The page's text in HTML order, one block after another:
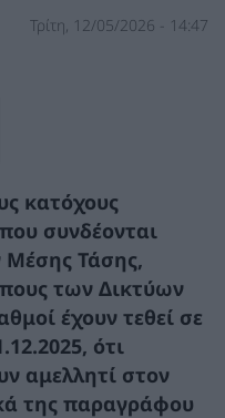
Τρίτη, 12/05/2026 - 14:47
κατόχους
συνδέονται
Μέσης Τάσης,
των Δικτύων
έχουν τεθεί σε
ότι
αμελλητί στον
της παραγράφου